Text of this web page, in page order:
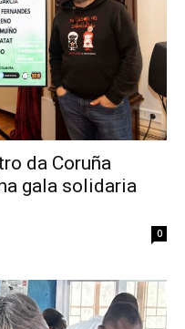
da Coruña
gala solidaria
0